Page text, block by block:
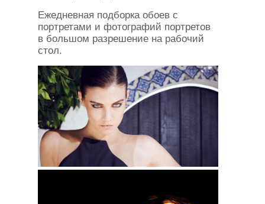
Ежедневная подборка обоев с
портретами и фотографий портретов
в большом разрешение на рабочий
стол.